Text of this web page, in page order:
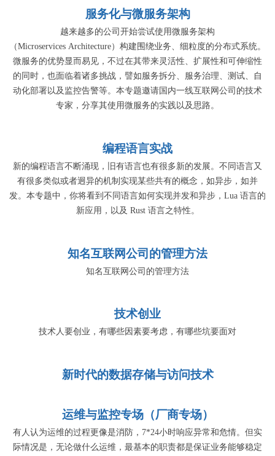
服务化与微服务架构
越来越多的公司开始尝试使用微服务架构
（Microservices Architecture）构建围绕业务、细粒度的分布式系统。
微服务的优势显而易见，不过在其带来灵活性、扩展性和可伸缩性
的同时，也面临着诸多挑战，譬如服务拆分、服务治理、测试、自
动化部署以及监控告警等。本专题邀请国内一线互联网公司的技术
专家，分享其使用微服务的实践以及思路。
编程语言实战
新的编程语言不断涌现，旧有语言也有很多新的发展。不同语言又
有很多类似或者迥异的机制实现某些共有的概念，如异步，如并
发。本专题中，你将看到不同语言如何实现并发和异步，Lua 语言的
新应用，以及 Rust 语言之特性。
知名互联网公司的管理方法
知名互联网公司的管理方法
技术创业
技术人要创业，有哪些因素要考虑，有哪些坑要面对
新时代的数据存储与访问技术
运维与监控专场（厂商专场）
有人认为运维的过程更像是消防，7*24小时响应异常和危情。但实
际情况是，无论做什么运维，最基本的职责都是保证业务能够稳定